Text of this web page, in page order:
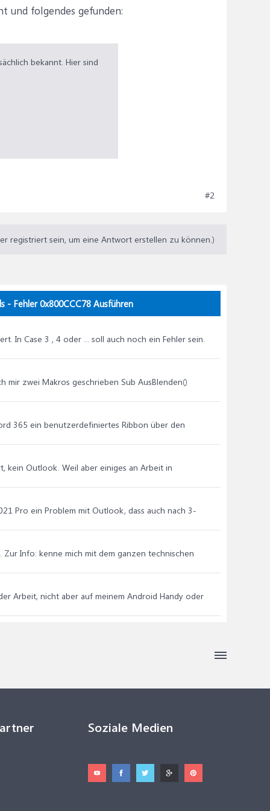
und folgendes gefunden:
bekannt. Hier sind
#2
registriert sein, um eine Antwort erstellen zu können.)
- Fehler 0x800CCC78 Ausführen
In Case 3 , 4 oder ... soll auch noch ein Fehler sein.
mir zwei Makros geschrieben Sub AusBlenden()
365 ein benutzerdefiniertes Ribbon über den
kein Outlook. Weil aber einiges an Arbeit in
Pro ein Problem mit Outlook, dass auch nach 3-
Info: kenne mich mit dem ganzen technischen
Arbeit, nicht aber auf meinem Android Handy oder
Soziale Medien